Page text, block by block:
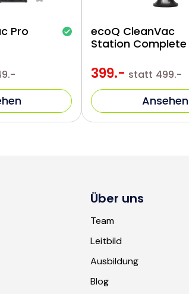
Pro
399.- statt 499.-
ecoQ CleanVac
Station Complete
Ansehen
Über uns
Team
Leitbild
Ausbildung
Blog